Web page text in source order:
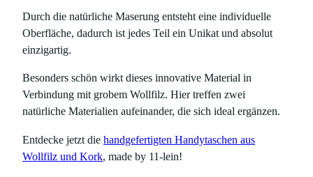
Durch die natürliche Maserung entsteht eine individuelle
Oberfläche, dadurch ist jedes Teil ein Unikat und absolut
einzigartig.
Besonders schön wirkt dieses innovative Material in
Verbindung mit grobem Wollfilz. Hier treffen zwei
natürliche Materialien aufeinander, die sich ideal ergänzen.
Entdecke jetzt die handgefertigten Handytaschen aus
Wollfilz und Kork, made by 11-lein!